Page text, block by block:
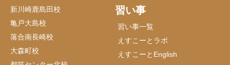
新川崎鹿島田校
亀戸大島校
落合南長崎校
大森町校
習い事
習い事一覧
えすこーとラボ
えすこーとEnglish